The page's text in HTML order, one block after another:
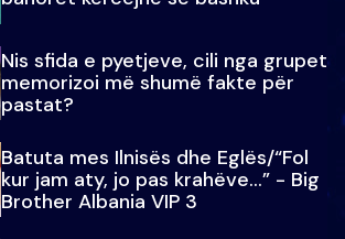
Nis sfida e pyetjeve, cili nga grupet
memorizoi më shumë fakte për
pastat?
Batuta mes Ilnisës dhe Eglës/“Fol
kur jam aty, jo pas krahëve…” - Big
Brother Albania VIP 3